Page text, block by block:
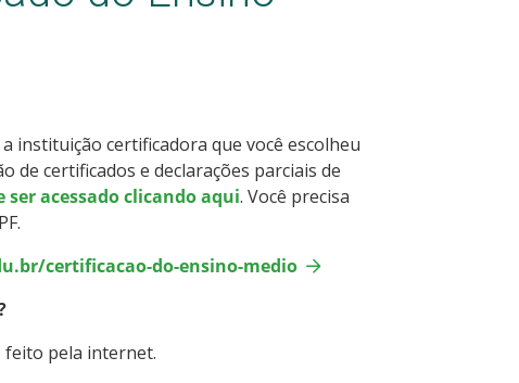
instituição certificadora que você escolheu
de certificados e declarações parciais de
ser acessado clicando aqui. Você precisa
certificacao-do-ensino-medio
feito pela internet.